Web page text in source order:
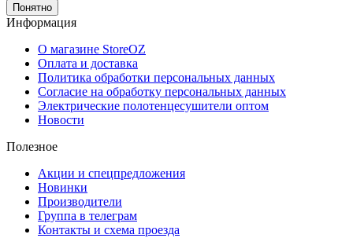
Понятно
Информация
О магазине StoreOZ
Оплата и доставка
Политика обработки персональных данных
Согласие на обработку персональных данных
Электрические полотенцесушители оптом
Новости
Полезное
Акции и спецпредложения
Новинки
Производители
Группа в телеграм
Контакты и схема проезда